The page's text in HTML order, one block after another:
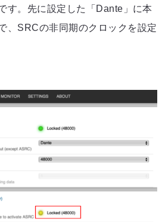
す。先に設定した「Dante」に本
、SRCの非同期のクロックを設定